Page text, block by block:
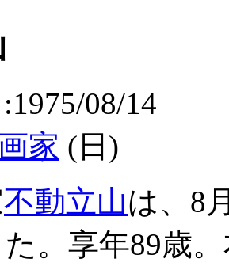
08/14
画家 (日)
不動立山は、8
。享年89歳